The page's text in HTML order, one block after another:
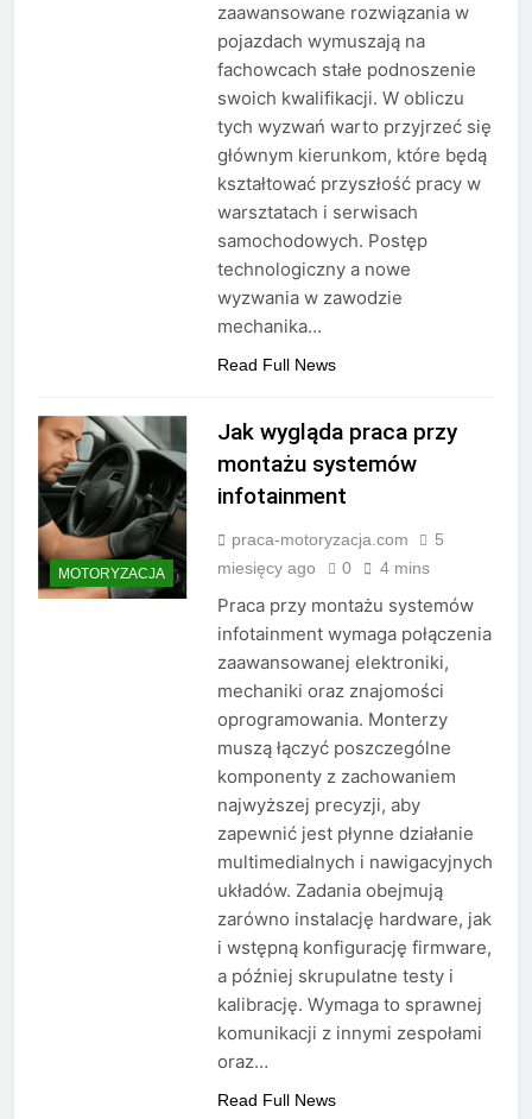
zaawansowane rozwiązania w
pojazdach wymuszają na
fachowcach stałe podnoszenie
swoich kwalifikacji. W obliczu
tych wyzwań warto przyjrzeć się
głównym kierunkom, które będą
kształtować przyszłość pracy w
warsztatach i serwisach
samochodowych. Postęp
technologiczny a nowe
wyzwania w zawodzie
mechanika…
Read Full News
MOTORYZACJA
Jak wygląda praca przy
montażu systemów
infotainment
praca-motoryzacja.com
5
miesięcy ago
0 4 mins
Praca przy montażu systemów
infotainment wymaga połączenia
zaawansowanej elektroniki,
mechaniki oraz znajomości
oprogramowania. Monterzy
muszą łączyć poszczególne
komponenty z zachowaniem
najwyższej precyzji, aby
zapewnić jest płynne działanie
multimedialnych i nawigacyjnych
układów. Zadania obejmują
zarówno instalację hardware, jak
i wstępną konfigurację firmware,
a później skrupulatne testy i
kalibrację. Wymaga to sprawnej
komunikacji z innymi zespołami
oraz…
Read Full News